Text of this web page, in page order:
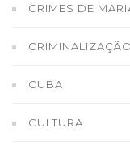
CRIMES DE
CUBA
CULTURA